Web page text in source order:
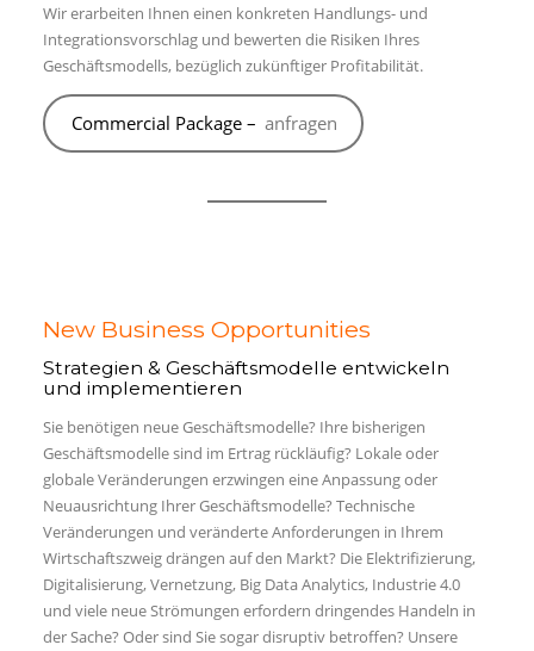
Wir erarbeiten Ihnen einen konkreten Handlungs- und
Integrationsvorschlag und bewerten die Risiken Ihres
Geschäftsmodells, bezüglich zukünftiger Profitabilität.
Commercial Package – anfragen
New Business Opportunities
Strategien & Geschäftsmodelle entwickeln
und implementieren
Sie benötigen neue Geschäftsmodelle? Ihre bisherigen
Geschäftsmodelle sind im Ertrag rückläufig? Lokale oder
globale Veränderungen erzwingen eine Anpassung oder
Neuausrichtung Ihrer Geschäftsmodelle? Technische
Veränderungen und veränderte Anforderungen in Ihrem
Wirtschaftszweig drängen auf den Markt? Die Elektrifizierung,
Digitalisierung, Vernetzung, Big Data Analytics, Industrie 4.0
und viele neue Strömungen erfordern dringendes Handeln in
der Sache? Oder sind Sie sogar disruptiv betroffen? Unsere